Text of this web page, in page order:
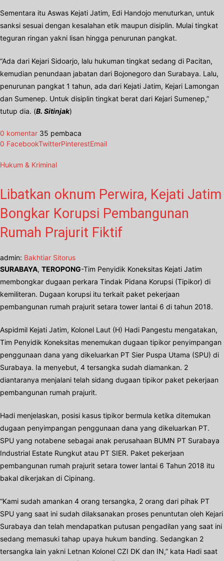
Sementara itu Aswas Kejati Jatim, Edi Handojo menuturkan, untuk
sanksi sesuai dengan kesalahan etik maupun disiplin. Mulai tingkat
teguran ringan yakni lisan hingga penurunan pangkat.
“Ada dari Kejari Sidoarjo, lalu hukuman tingkat sedang di Pacitan,
kemudian penundaan jabatan dari Bojonegoro dan Surabaya. Lalu,
penurunan pangkat 1 tahun, ada dari Kejati Jatim, Kejari Lamongan
dan Sumenep. Untuk disiplin tingkat berat dari Kejari Sumenep,”
tutup dia. (B. Sitinjak)
0 komentar 35 pembaca
0 FacebookTwitterPinterestEmail
Hukum & Kriminal
Libatkan oknum Perwira, Kejati Jatim
Bongkar Korupsi Pembangunan
Rumah Prajurit Fiktif
admin: Bakhtiar Sitorus
SURABAYA, TEROPONG-Tim Penyidik Koneksitas Kejati Jatim
membongkar dugaan perkara Tindak Pidana Korupsi (Tipikor) di
kemiliteran. Dugaan korupsi itu terkait paket pekerjaan
pembangunan rumah prajurit setara tower lantai 6 di tahun 2018.
Aspidmil Kejati Jatim, Kolonel Laut (H) Hadi Pangestu mengatakan,
Tim Penyidik Koneksitas menemukan dugaan tipikor penyimpangan
penggunaan dana yang dikeluarkan PT Sier Puspa Utama (SPU) di
Surabaya. Ia menyebut, 4 tersangka sudah diamankan. 2
diantaranya menjalani telah sidang dugaan tipikor paket pekerjaan
pembangunan rumah prajurit.
Hadi menjelaskan, posisi kasus tipikor bermula ketika ditemukan
dugaan penyimpangan penggunaan dana yang dikeluarkan PT.
SPU yang notabene sebagai anak perusahaan BUMN PT Surabaya
Industrial Estate Rungkut atau PT SIER. Paket pekerjaan
pembangunan rumah prajurit setara tower lantai 6 Tahun 2018 itu
bakal dikerjakan di Cipinang.
“Kami sudah amankan 4 orang tersangka, 2 orang dari pihak PT
SPU yang saat ini sudah dilaksanakan proses penuntutan oleh Kejari
Surabaya dan telah mendapatkan putusan pengadilan yang saat ini
sedang memasuki tahap upaya hukum banding. Sedangkan 2
tersangka lain yakni Letnan Kolonel CZI DK dan IN,” kata Hadi saat